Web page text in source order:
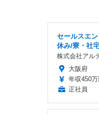
セールスエ
休み/寮・社
株式会社アル
大阪府
年収450
正社員